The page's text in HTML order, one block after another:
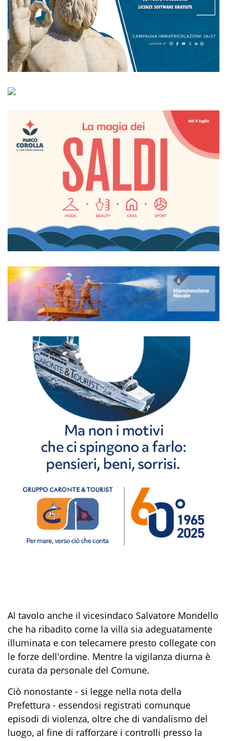
Al tavolo anche il vicesindaco Salvatore Mondello
che ha ribadito come la villa sia adeguatamente
illuminata e con telecamere presto collegate con
le forze dell'ordine. Mentre la vigilanza diurna è
curata da personale del Comune.
Ciò nonostante - si legge nella nota della
Prefettura - essendosi registrati comunque
episodi di violenza, oltre che di vandalismo del
luogo, al fine di rafforzare i controlli presso la